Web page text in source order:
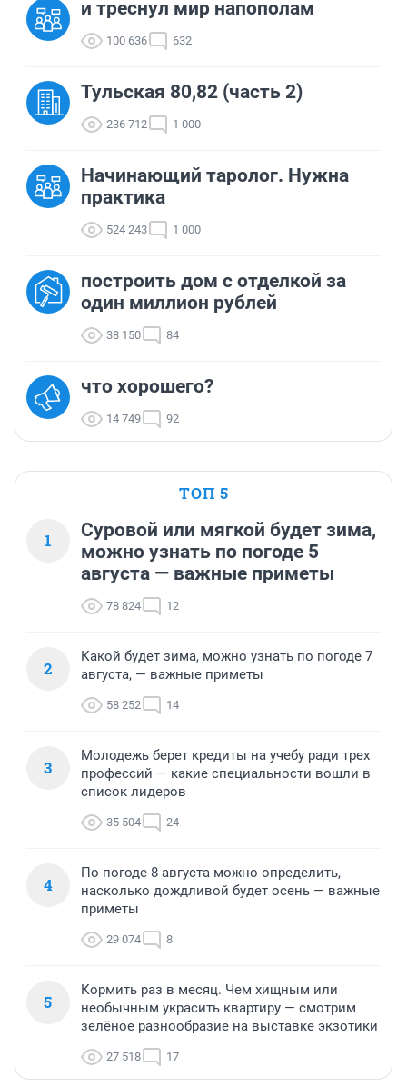
и треснул мир напополам
100 636 632
Тульская 80,82 (часть 2)
236 712 1 000
Начинающий таролог. Нужна
практика
524 243 1 000
построить дом с отделкой за
один миллион рублей
38 150 84
что хорошего?
14 749 92
ТОП 5
1
Суровой или мягкой будет зима,
можно узнать по погоде 5
августа — важные приметы
78 824 12
2
Какой будет зима, можно узнать по погоде 7
августа, — важные приметы
58 252 14
3
Молодежь берет кредиты на учебу ради трех
профессий — какие специальности вошли в
список лидеров
35 504 24
4
По погоде 8 августа можно определить,
насколько дождливой будет осень — важные
приметы
29 074 8
5
Кормить раз в месяц. Чем хищным или
необычным украсить квартиру — смотрим
зелёное разнообразие на выставке экзотики
27 518 17